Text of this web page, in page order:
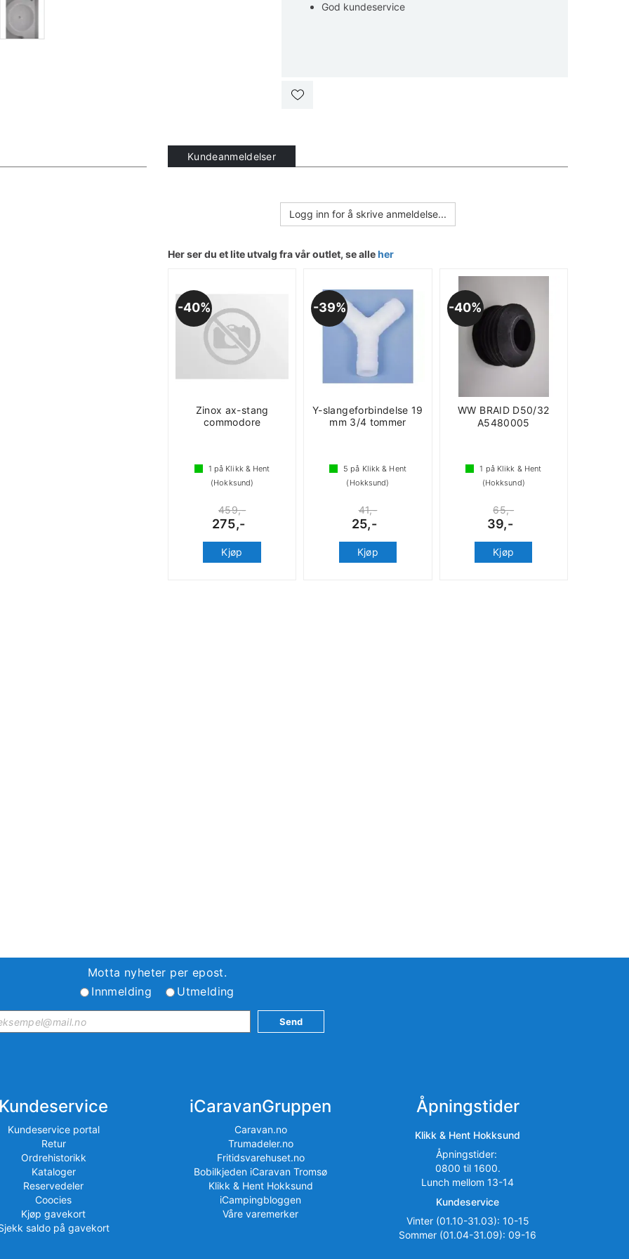
God kundeservice
Kundeanmeldelser
Logg inn for å skrive anmeldelse...
Her ser du et lite utvalg fra vår outlet, se alleher
40%
Zinox ax-stang
commodore
1 på Klikk & Hent
(Hokksund)
459,-
275,-
Kjøp
39%
Y-slangeforbindelse 19
mm 3/4 tommer
5 på Klikk & Hent
(Hokksund)
41,-
25,-
Kjøp
40%
WW BRAID D50/32
A5480005
1 på Klikk & Hent
(Hokksund)
65,-
39,-
Kjøp
Motta nyheter per epost.
Innmelding
Utmelding
Kundeservice
Kundeservice portal
Retur
Ordrehistorikk
Kataloger
Reservedeler
Coocies
Kjøp gavekort
saldo på gavekort
iCaravanGruppen
Caravan.no
Trumadeler.no
Fritidsvarehuset.no
Bobilkjeden iCaravan Tromsø
Klikk & Hent Hokksund
iCampingbloggen
Våre varemerker
Åpningstider
Klikk & Hent Hokksund
Åpningstider:
0800 til 1600.
Lunch mellom 13-14
Kundeservice
Vinter (01.10-31.03): 10-15
Sommer (01.04-31.09): 09-16